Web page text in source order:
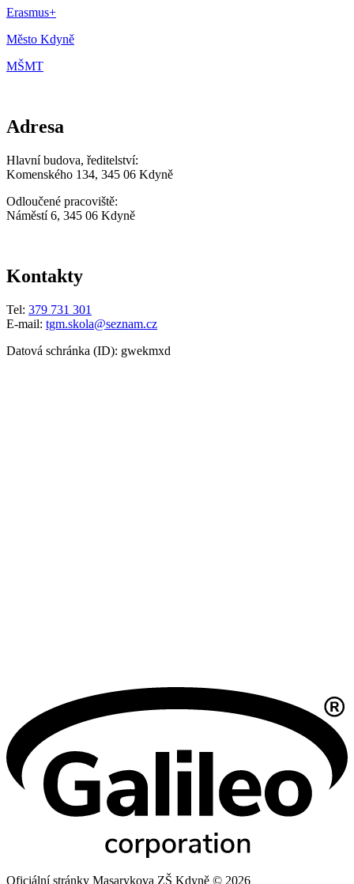
Erasmus+
Město Kdyně
MŠMT
Adresa
Hlavní budova, ředitelství:
Komenského 134, 345 06 Kdyně
Odloučené pracoviště:
Náměstí 6, 345 06 Kdyně
Kontakty
Tel: 379 731 301
E-mail: tgm.skola@seznam.cz
Datová schránka (ID): gwekmxd
Oficiální stránky Masarykova ZŠ Kdyně © 2026